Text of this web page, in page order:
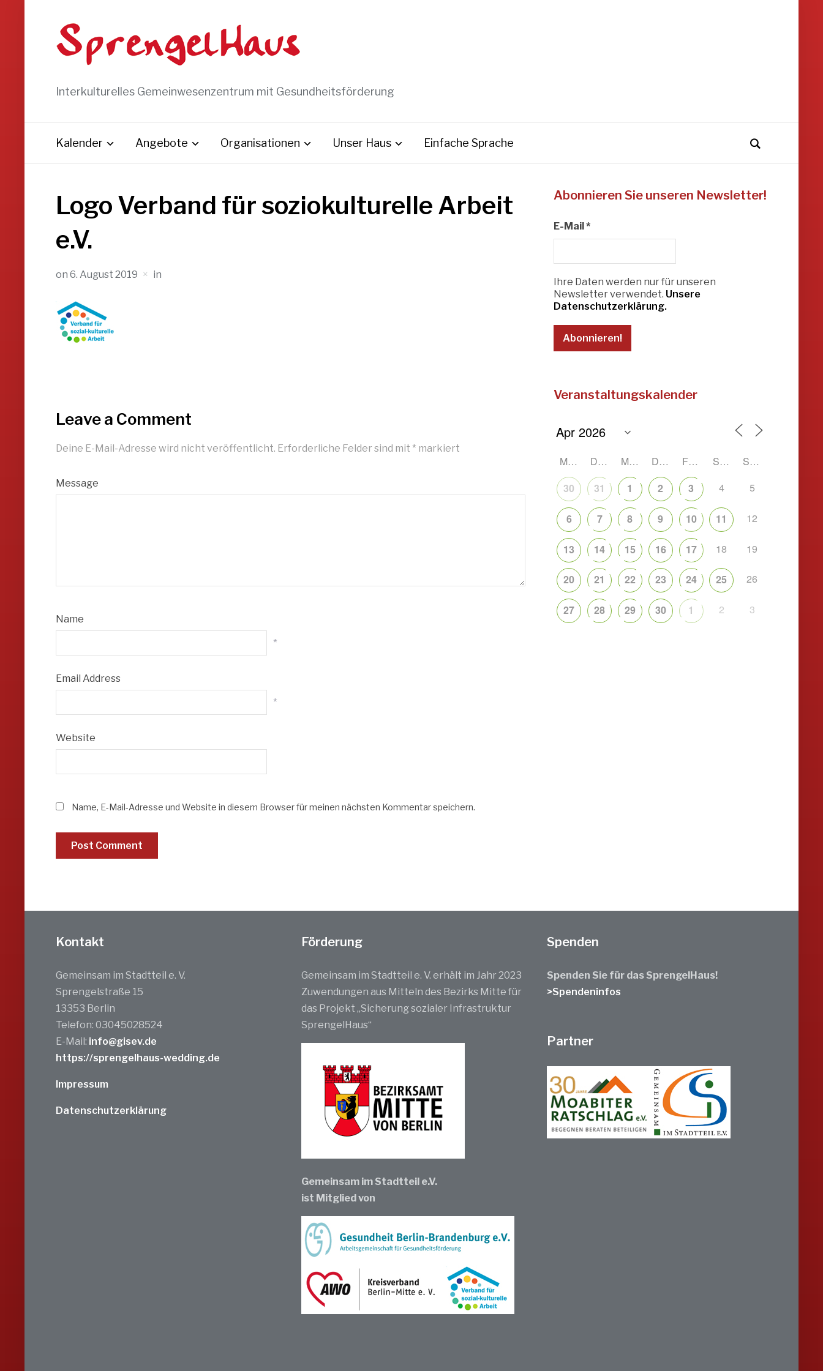
Interkulturelles Gemeinwesenzentrum mit Gesundheitsförderung
Kalender Angebote Organisationen Unser Haus Einfache Sprache
Logo Verband für soziokulturelle Arbeit
e.V.
on 6. August 2019 in
Leave a Comment
Deine E-Mail-Adresse wird nicht veröffentlicht. Erforderliche Felder sind mit * markiert
Message
Name
*
Email Address
*
Website
Name, E-Mail-Adresse und Website in diesem Browser für meinen nächsten Kommentar speichern.
Abonnieren Sie unseren Newsletter!
E-Mail*
Ihre Daten werden nur für unseren
Newsletter verwendet. Unsere
Datenschutzerklärung.
Veranstaltungskalender
MONTAG DIENSTAG MITTWOCH DONNERSTAG FREITAG SAMSTAG
SONNTAG
30
31 1 2 3 4 5
6 7 8 9 10 11 12
13 14 15 16 17 18 19
20 21 22 23 24 25 26
27 28 29 30 1 2 3
Kontakt
Gemeinsam im Stadtteil e. V.
Sprengelstraße 15
13353 Berlin
Telefon: 03045028524
E-Mail: info@gisev.de
https://sprengelhaus-wedding.de
Impressum
Datenschutzerklärung
Förderung
Gemeinsam im Stadtteil e. V. erhält im Jahr 2023
Zuwendungen aus Mitteln des Bezirks Mitte für
das Projekt „Sicherung sozialer Infrastruktur
SprengelHaus“
Gemeinsam im Stadtteil e.V.
ist Mitglied von
Spenden
Spenden Sie für das SprengelHaus!
>Spendeninfos
Partner